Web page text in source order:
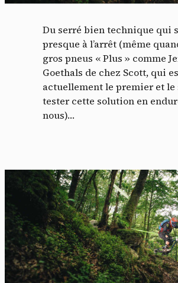
Du serré bien technique qui
presque à l’arrêt (même
gros pneus « Plus » comme
Goethals de chez Scott, qui
actuellement le premier et le
tester cette solution en
nous)…